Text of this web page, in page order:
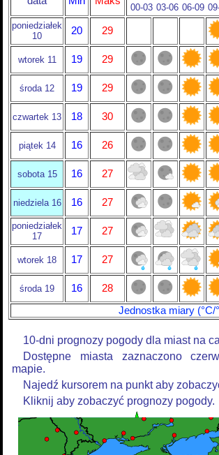
00-03 03-06 06-09
poniedziałek
10
20 29
wtorek 11 19 29
środa 12 19 29
czwartek 13 18 30
piątek 14 16 26
sobota 15 16 27
niedziela 16 16 27
poniedziałek
17
17 27
wtorek 18 17 27
środa 19 16
28
Jednostka miary (°C/
10-dni prognozy pogody dla miast na
Dostępne miasta zaznaczono
mapie.
Najedź kursorem na punkt aby
Kliknij aby zobaczyć prognozy pogody.